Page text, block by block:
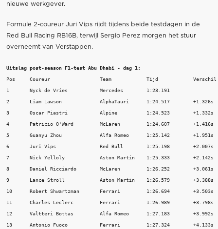
nieuwe werkgever.
Formule 2-coureur Juri Vips rijdt tijdens beide testdagen in de
Red Bull Racing RB16B, terwijl Sergio Perez morgen het stuur
overneemt van Verstappen.
Uitslag post-season F1-test Abu Dhabi - dag 1:
Pos	Coureur          	Team            Tijd            Verschil	Ronden
1	Nyck de Vries    	Mercedes        1:23.191        	        77
2	Liam Lawson     	AlphaTauri      1:24.517	+1.326s 	125
3	Oscar Piastri    	Alpine          1:24.523        +1.332s 	131
4	Patricio O'Ward 	McLaren         1:24.607	+1.416s 	92
5	Guanyu Zhou      	Alfa Romeo      1:25.142	+1.951s 	119
6	Juri Vips       	Red Bull        1:25.198	+2.007s 	97
7	Nick Yelloly    	Aston Martin    1:25.333	+2.142s 	118
8	Daniel Ricciardo        McLaren 	1:26.252	+3.061s 	95
9	Lance Stroll    	Aston Martin	1:26.579	+3.388s 	143
10	Robert Shwartzman	Ferrari 	1:26.694	+3.503s 	73
11	Charles Leclerc 	Ferrari 	1:26.989	+3.798s 	87
12	Valtteri Bottas 	Alfa Romeo	1:27.183	+3.992s 	127
13	Antonio Fuoco   	Ferrari 	1:27.324	+4.133s 	146